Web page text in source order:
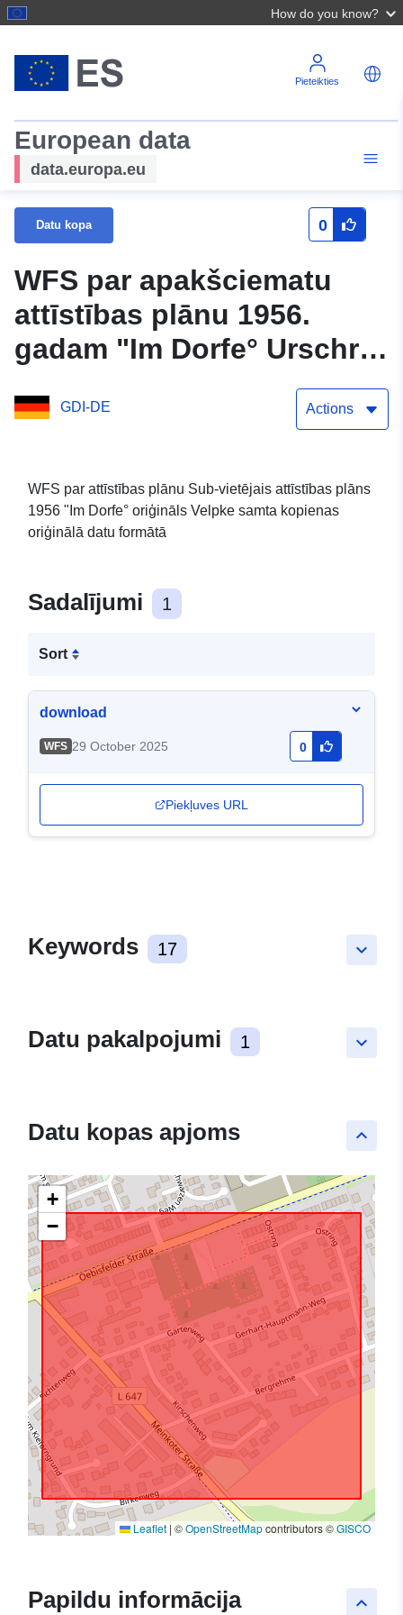
How do you know?
Pieteikties
European data
data.europa.eu
Datu kopa 0
WFS par apakšciematu
attīstības plānu 1956.
gadam "Im Dorfe° Urschrift
der Samtgemeinde Velpke
GDI-DE Actions
WFS par attīstības plānu Sub-vietējais attīstības plāns
1956 "Im Dorfe° oriģināls Velpke samta kopienas
oriģinālā datu formātā
Sadalījumi 1
Sort
download
WFS 29 October 2025 0
Piekļuves URL
keyboard_arrow_down
Keywords 17
keyboard_arrow_down
Datu pakalpojumi 1
keyboard_arrow_up
Datu kopas apjoms
+
−
Leaflet | ©OpenStreetMapcontributors ©GISCO
keyboard_arrow_up
Papildu informācija